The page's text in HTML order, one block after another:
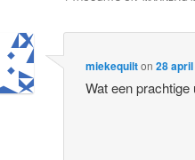
miekequilton28
Wat een prachtige